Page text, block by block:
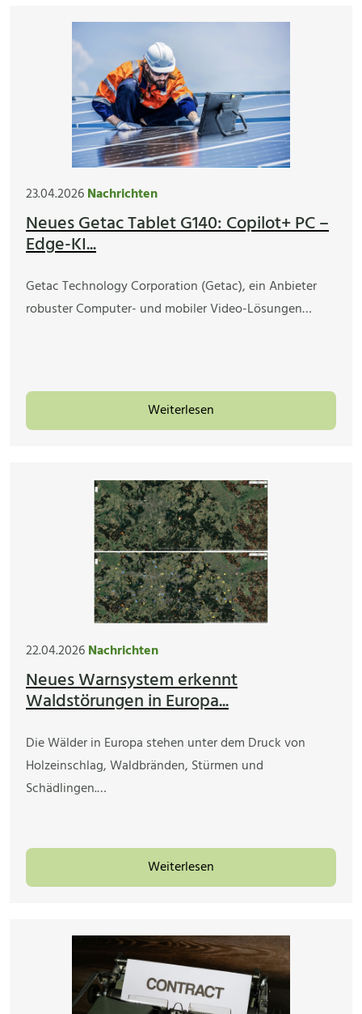
23.04.2026Nachrichten
Neues Getac Tablet G140: Copilot+ PC –
Edge-KI...
Getac Technology Corporation (Getac), ein Anbieter
robuster Computer- und mobiler Video-Lösungen…
Weiterlesen
22.04.2026Nachrichten
Neues Warnsystem erkennt
Waldstörungen in Europa...
Die Wälder in Europa stehen unter dem Druck von
Holzeinschlag, Waldbränden, Stürmen und
Schädlingen.…
Weiterlesen